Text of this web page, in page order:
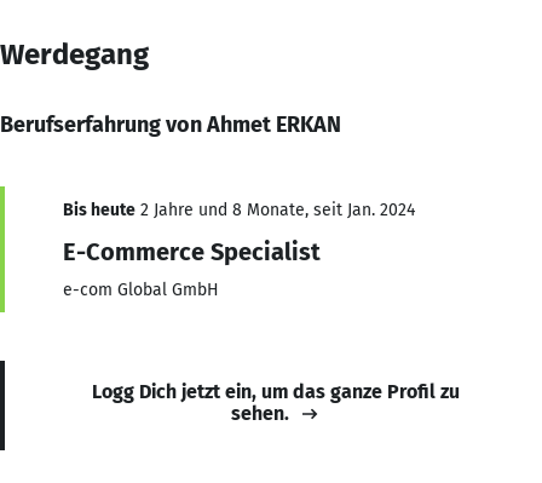
Werdegang
Berufserfahrung von Ahmet ERKAN
Bis heute 2 Jahre und 8 Monate, seit Jan. 2024
E-Commerce Specialist
e-com Global GmbH
Logg Dich jetzt ein, um das ganze Profil zu
sehen.